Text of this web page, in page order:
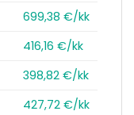
699,38 €/kk
416,16 €/kk
398,82 €/kk
427,72 €/kk